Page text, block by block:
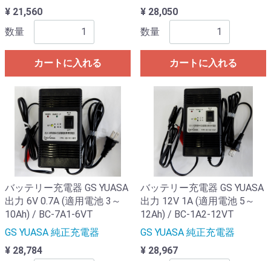
¥ 21,560
数量
カートに入れる
¥ 28,050
数量
カートに入れる
バッテリー充電器 GS YUASA
出力 6V 0.7A (適用電池 3～
10Ah) / BC-7A1-6VT
GS YUASA 純正充電器
¥ 28,784
バッテリー充電器 GS YUASA
出力 12V 1A (適用電池 5～
12Ah) / BC-1A2-12VT
GS YUASA 純正充電器
¥ 28,967